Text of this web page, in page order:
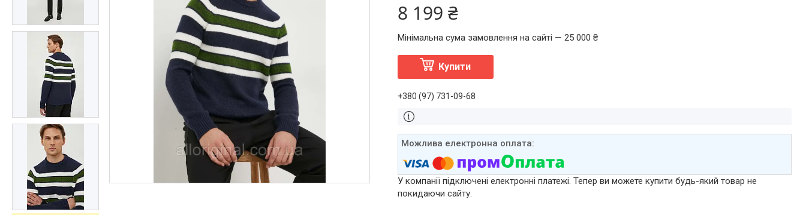
8 199 ₴
Мінімальна сума замовлення на сайті — 25 000 ₴
Купити
+380 (97) 731-09-68
У компанії підключені електронні платежі. Тепер ви можете купити будь-який товар не
покидаючи сайту.